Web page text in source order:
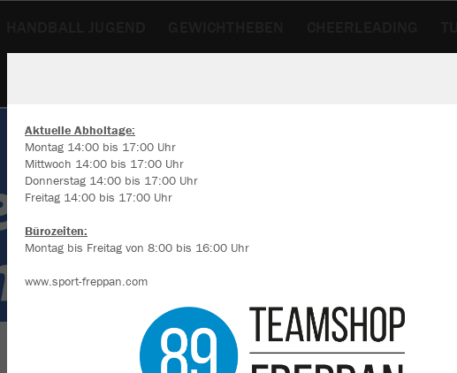
Aktuelle Abholtage:
Montag 14:00 bis 17:00 Uhr
Mittwoch 14:00 bis 17:00 Uhr
Donnerstag 14:00 bis 17:00 Uhr
Freitag 14:00 bis 17:00 Uhr
Bürozeiten:
Montag bis Freitag von 8:00 bis 16:00 Uhr
www.sport-freppan.com
Wir verwenden Cookies
Durch die Analyse der Besucherdaten können wir dir personalisierte Inhalte
anzeigen und unsere Website verbessern. Weitere Informationen zu den
Alle akzeptieren
mehr Infos